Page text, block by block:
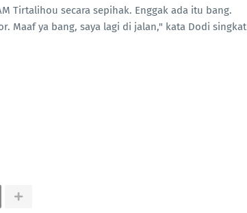
Tirtalihou secara sepihak. Enggak ada itu bang.
Maaf ya bang, saya lagi di jalan," kata Dodi singkat